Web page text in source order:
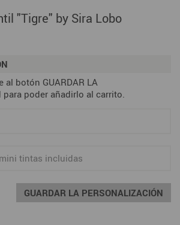
"Tigre" by Sira Lobo
al botón GUARDAR LA
para poder añadirlo al carrito.
GUARDAR LA PERSONALIZACIÓN